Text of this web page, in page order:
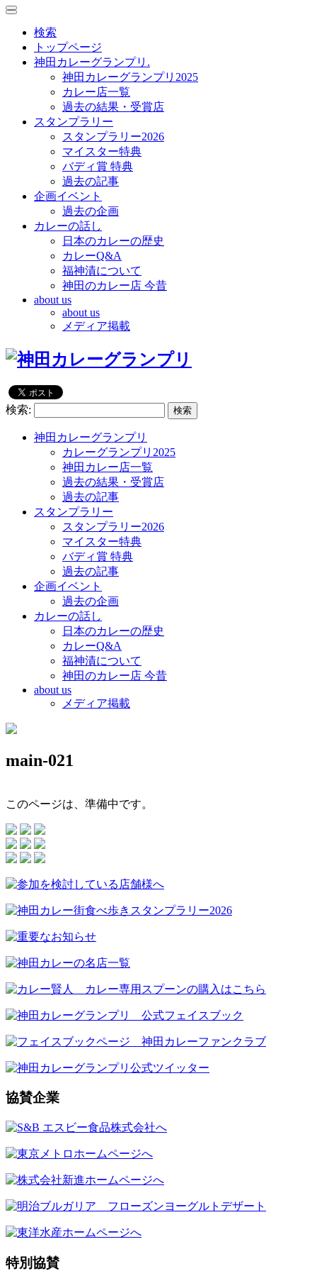
toggle
toggle
navigation
検索
トップページ
神田カレーグランプリ.
神田カレーグランプリ2025
カレー店一覧
過去の結果・受賞店
スタンプラリー
スタンプラリー2026
マイスター特典
バディ賞 特典
過去の記事
企画イベント
過去の企画
カレーの話し
日本のカレーの歴史
カレーQ&A
福神漬について
神田のカレー店 今昔
about us
about us
メディア掲載
検索:
神田カレーグランプリ
カレーグランプリ2025
神田カレー店一覧
過去の結果・受賞店
過去の記事
スタンプラリー
スタンプラリー2026
マイスター特典
バディ賞 特典
過去の記事
企画イベント
過去の企画
カレーの話し
日本のカレーの歴史
カレーQ&A
福神漬について
神田のカレー店 今昔
about us
メディア掲載
main-021
このページは、準備中です。
協賛企業
特別協賛